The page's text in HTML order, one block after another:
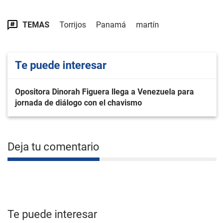
TEMAS Torrijos Panamá martín
Te puede interesar
Opositora Dinorah Figuera llega a Venezuela para
jornada de diálogo con el chavismo
Deja tu comentario
Te puede interesar